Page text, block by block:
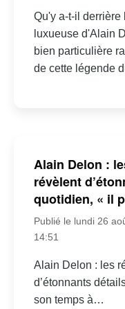
Qu'y a-t-il
luxueuse d'Alain
bien particulière
de cette légende
Alain Delon :
révèlent
quotidien, « il
Publié le lundi 26
14:51
Alain Delon : les
d’étonnants
son temps à…